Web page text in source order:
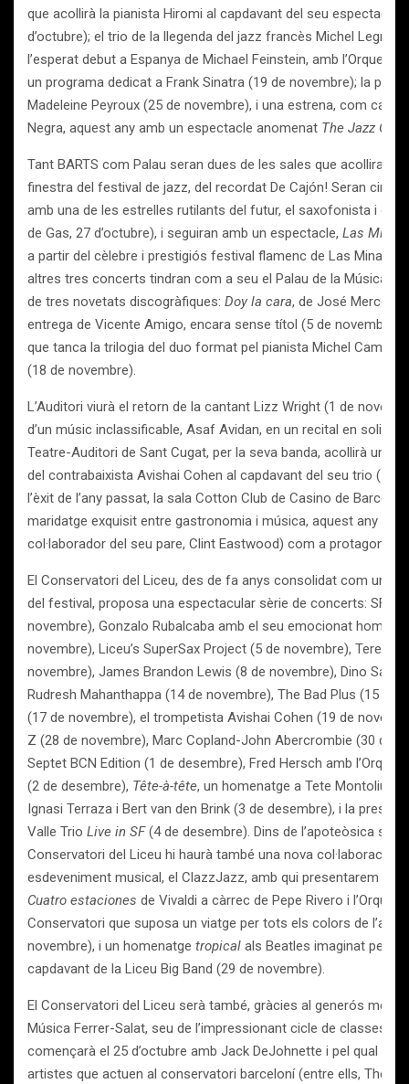
que acollirà la pianista Hiromi al capdavant del seu
d’octubre); el trio de la llegenda del jazz francès Michel
l’esperat debut a Espanya de Michael Feinstein, amb
un programa dedicat a Frank Sinatra (19 de novembre); la
Madeleine Peyroux (25 de novembre), i una estrena, com cada
Negra, aquest any amb un espectacle anomenat The Jazz
Tant BARTS com Palau seran dues de les sales que acolliran
finestra del festival de jazz, del recordat De Cajón! Seran cinc
amb una de les estrelles rutilants del futur, el saxofonista i
de Gas, 27 d’octubre), i seguiran amb un espectacle, Las Minas
a partir del cèlebre i prestigiós festival flamenc de Las Minas
altres tres concerts tindran com a seu el Palau de la Música,
de tres novetats discogràfiques: Doy la cara, de José Mercé (4
entrega de Vicente Amigo, encara sense títol (5 de novembre),
que tanca la trilogia del duo format pel pianista Michel Camilo
(18 de novembre).
L’Auditori viurà el retorn de la cantant Lizz Wright (1 de
d’un músic inclassificable, Asaf Avidan, en un recital en solitari
Teatre-Auditori de Sant Cugat, per la seva banda, acollirà un
del contrabaixista Avishai Cohen al capdavant del seu trio (12
l’èxit de l’any passat, la sala Cotton Club de Casino de
maridatge exquisit entre gastronomia i música, aquest any
col·laborador del seu pare, Clint Eastwood) com a
El Conservatori del Liceu, des de fa anys consolidat com una
del festival, proposa una espectacular sèrie de concerts: SF
novembre), Gonzalo Rubalcaba amb el seu emocionat
novembre), Liceu’s SuperSax Project (5 de novembre), Terence
novembre), James Brandon Lewis (8 de novembre), Dino
Rudresh Mahanthappa (14 de novembre), The Bad Plus (15 de
(17 de novembre), el trompetista Avishai Cohen (19 de
Z (28 de novembre), Marc Copland-John Abercrombie (30 de
Septet BCN Edition (1 de desembre), Fred Hersch amb
(2 de desembre), Tête-à-tête, un homenatge a Tete Montoliu a
Ignasi Terraza i Bert van den Brink (3 de desembre), i la
Valle Trio Live in SF(4 de desembre). Dins de l’apoteòsica
Conservatori del Liceu hi haurà també una nova col·laboració
esdeveniment musical, el ClazzJazz, amb qui presentarem
Cuatro estaciones de Vivaldi a càrrec de Pepe Rivero i
Conservatori que suposa un viatge per tots els colors de
novembre), i un homenatge tropical als Beatles imaginat pel
capdavant de la Liceu Big Band (29 de novembre).
El Conservatori del Liceu serà també, gràcies al generós
Música Ferrer-Salat, seu de l’impressionant cicle de classes
començarà el 25 d’octubre amb Jack DeJohnette i pel qual
artistes que actuen al conservatori barceloní (entre ells, The